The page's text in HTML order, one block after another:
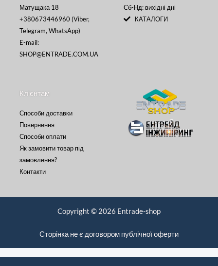
Матущака 18
+380673446960 (Viber,
Telegram, WhatsApp)
E-mail:
SHOP@ENTRADE.COM.UA
Сб-Нд: вихідні дні
КАТАЛОГИ
Клієнтам
Способи доставки
Повернення
Способи оплати
Як замовити товар під
замовлення?
Контакти
Copyright © 2026 Entrade-shop
Сторінка не є договором публічної оферти